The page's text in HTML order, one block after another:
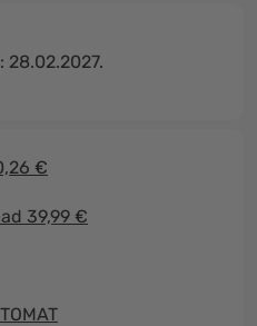
28.02.2027.
€
39,99 €